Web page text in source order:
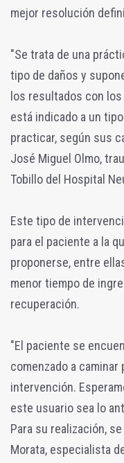
mejor resolución
"Se trata de una
tipo de daños y
los resultados con
está indicado a un
practicar, según sus
José Miguel Olmo,
Tobillo del Hospital
Este tipo de
para el paciente a la
proponerse, entre
menor tiempo de
recuperación.
"El paciente se
comenzado a
intervención.
este usuario sea lo
Para su realización,
Morata, especialista